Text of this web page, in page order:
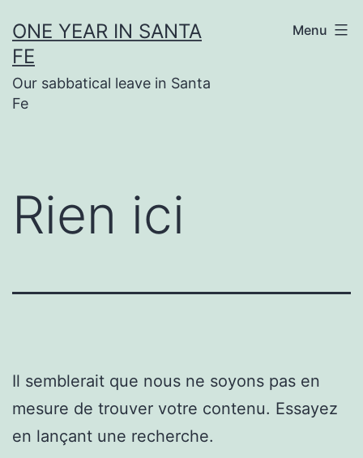
au
contenu
ONE YEAR IN SANTA
FE
Our sabbatical leave in Santa
Fe
Menu
Rien ici
Il semblerait que nous ne soyons pas en
mesure de trouver votre contenu. Essayez
en lançant une recherche.